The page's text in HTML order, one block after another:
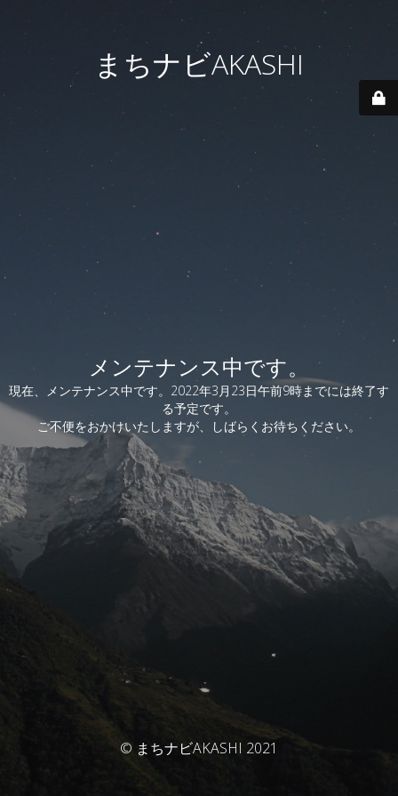
まちナビAKASHI
メンテナンス中です。
現在、メンテナンス中です。2022年3月23日午前9時までには終了す
る予定です。
ご不便をおかけいたしますが、しばらくお待ちください。
© まちナビAKASHI 2021